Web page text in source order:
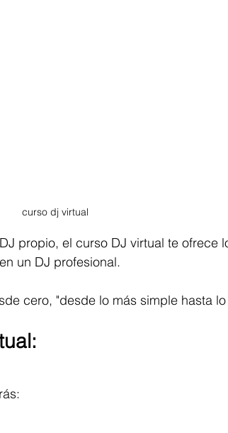
curso dj virtual
propio, el curso DJ virtual te ofrece
un DJ profesional.
cero, "desde lo más simple hasta